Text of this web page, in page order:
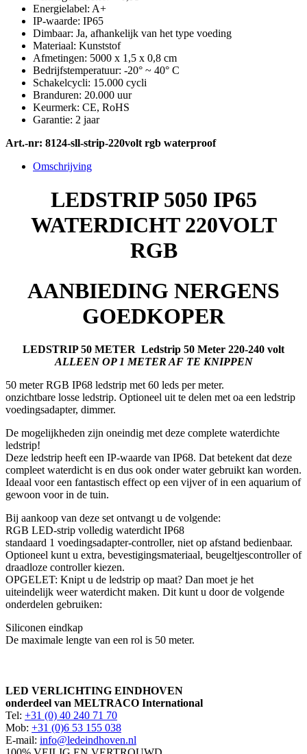
Energielabel: A+
IP-waarde: IP65
Dimbaar: Ja, afhankelijk van het type voeding
Materiaal: Kunststof
Afmetingen: 5000 x 1,5 x 0,8 cm
Bedrijfstemperatuur: -20° ~ 40° C
Schakelcycli: 15.000 cycli
Branduren: 20.000 uur
Keurmerk: CE, RoHS
Garantie: 2 jaar
Art.-nr: 8124-sll-strip-220volt rgb waterproof
Omschrijving
LEDSTRIP 5050 IP65
WATERDICHT 220VOLT
RGB
AANBIEDING NERGENS
GOEDKOPER
LEDSTRIP 50 METER Ledstrip 50 Meter 220-240 volt
ALLEEN OP 1 METER AF TE KNIPPEN
50 meter RGB IP68 ledstrip met 60 leds per meter.
onzichtbare losse ledstrip. Optioneel uit te delen met oa een ledstrip
voedingsadapter, dimmer.
De mogelijkheden zijn oneindig met deze complete waterdichte
ledstrip!
Deze ledstrip heeft een IP-waarde van IP68. Dat betekent dat deze
compleet waterdicht is en dus ook onder water gebruikt kan worden.
Ideaal voor een fantastisch effect op een vijver of in een aquarium of
gewoon voor in de tuin.
Bij aankoop van deze set ontvangt u de volgende:
RGB LED-strip volledig waterdicht IP68
standaard 1 voedingsadapter-controller, niet op afstand bedienbaar.
Optioneel kunt u extra, bevestigingsmateriaal, beugeltjescontroller of
draadloze controller kiezen.
OPGELET: Knipt u de ledstrip op maat? Dan moet je het
uiteindelijk weer waterdicht maken. Dit kunt u door de volgende
onderdelen gebruiken:
Siliconen eindkap
De maximale lengte van een rol is 50 meter.
LED VERLICHTING EINDHOVEN
onderdeel van MELTRACO International
Tel: +31 (0) 40 240 71 70
Mob: +31 (0)6 53 155 038
E-mail: info@ledeindhoven.nl